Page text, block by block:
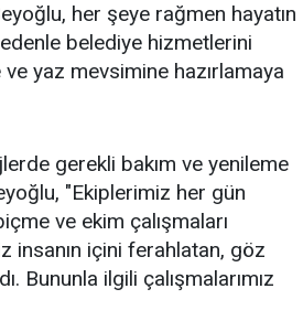
her şeye rağmen hayatın
belediye hizmetlerini
yaz mevsimine hazırlamaya
gerekli bakım ve yenileme
"Ekiplerimiz her gün
ve ekim çalışmaları
insanın içini ferahlatan, göz
Bununla ilgili çalışmalarımız